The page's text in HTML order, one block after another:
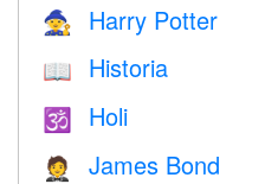
🧙 Harry Potter
📖 Historia
🕉 Holi
🤵 James Bond